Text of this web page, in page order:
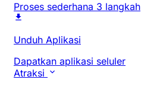
Proses sederhana 3 langkah
Unduh Aplikasi
Dapatkan aplikasi seluler
Atraksi